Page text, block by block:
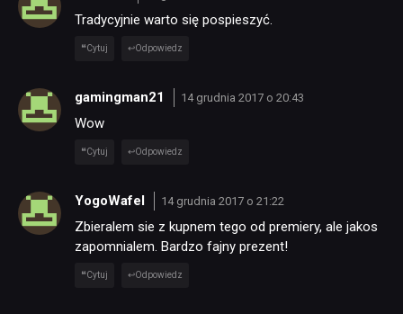
PUBLICYSTYKA
KULTURA
RETRO
TECHNOLOGIE
DYSKUSJE
Tradycyjnie warto się pospieszyć.
Cytuj Odpowiedz
gamingman21 14 grudnia 2017 o 20:43
Wow
Cytuj Odpowiedz
YogoWafel 14 grudnia 2017 o 21:22
Zbieralem sie z kupnem tego od premiery, ale jakos
zapomnialem. Bardzo fajny prezent!
Cytuj Odpowiedz